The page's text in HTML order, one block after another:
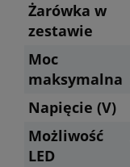
Żarówka w
zestawie
Moc
maksymalna
Napięcie (V)
Możliwość
LED